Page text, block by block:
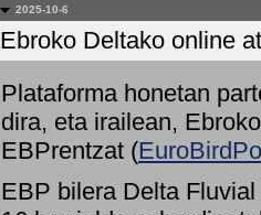
2025-10-6
Ebroko Deltako online
Plataforma honetan
dira, eta irailean,
EBPrentzat (
EBP bilera Delta